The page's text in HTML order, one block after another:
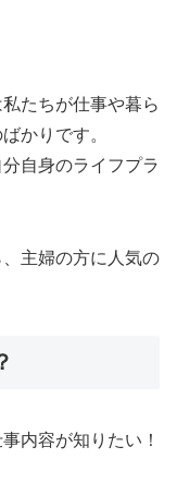
たちが仕事や暮ら
かりです。
自身のライフプラ
主婦の方に人気の